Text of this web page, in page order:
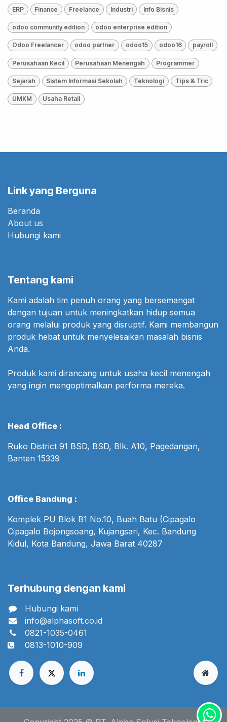
ERP Finance Freelance Industri Info Bisnis
odoo community edition odoo enterprise edition
Odoo Freelancer odoo partner odoo15 odoo16 payroll
Perusahaan Kecil Perusahaan Menengah Programmer
Sejarah Sistem Informasi Sekolah Teknologi Tips & Tric
UMKM Usaha Retail
Link yang Berguna
Beranda
About us
Hubungi kami
Tentang kami
Kami adalah tim penuh orang yang bersemangat
dengan tujuan untuk meningkatkan hidup semua
orang melalui produk yang disruptif. Kami membangun
produk hebat untuk menyelesaikan masalah bisnis
Anda.
Produk kami dirancang untuk usaha kecil menengah
yang ingin mengoptimalkan performa mereka.
Head Office :
Ruko District 91 BSD, BSD, Blk. A10, Pagedangan,
Banten 15339
Office Bandung :
Komplek PU Blok B1 No.10, Buah Batu (Cipagalo
Cipagalo Bojongsoang, Kujangsari, Kec. Bandung
Kidul, Kota Bandung, Jawa Barat 40287
Terhubung dengan kami
Hubungi kami
info@alphasoft.co.id
0821-1035-0461
0813-1010-909